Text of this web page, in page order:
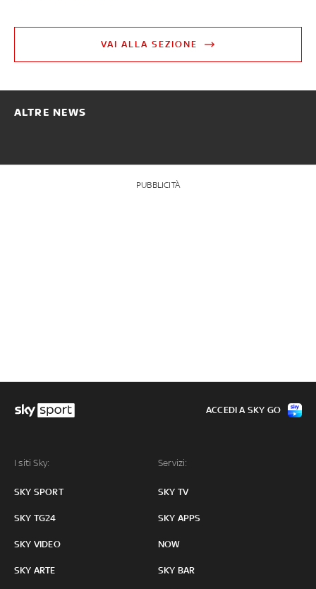
VAI ALLA SEZIONE
ALTRE NEWS
PUBBLICITÀ
I siti Sky:
SKY SPORT
SKY TG24
SKY VIDEO
SKY ARTE
Servizi:
SKY TV
SKY APPS
NOW
SKY BAR
ACCEDI A SKY GO